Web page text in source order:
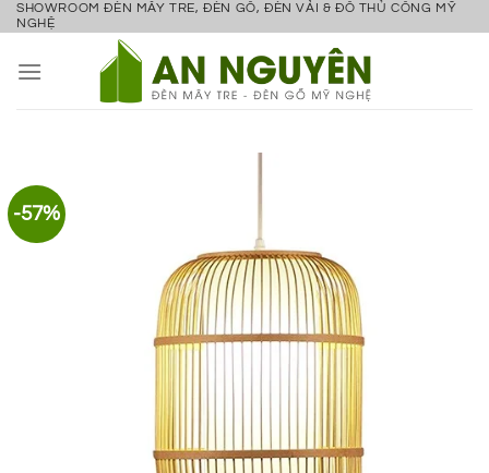
Bỏ
nội
SHOWROOM ĐÈN MÂY TRE, ĐÈN GỖ, ĐÈN VẢI & ĐỒ THỦ CÔNG MỸ
NGHỆ
-57%